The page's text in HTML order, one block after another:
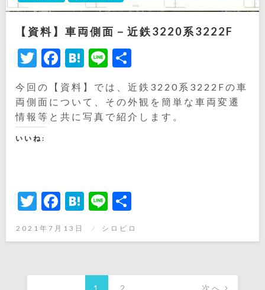
【資料】車両側面－近鉄3220系3222F
Twitter
Facebook
Hatena
Line
有
今回の【資料】では、近鉄3220系3222Fの車
両側面について、その外観を簡単な車両変遷
情報等と共に写真で紹介します。
いいね:
Twitter
Facebook
Hatena
Line
有
投
日:
2021年7月13日 シロピロ
投